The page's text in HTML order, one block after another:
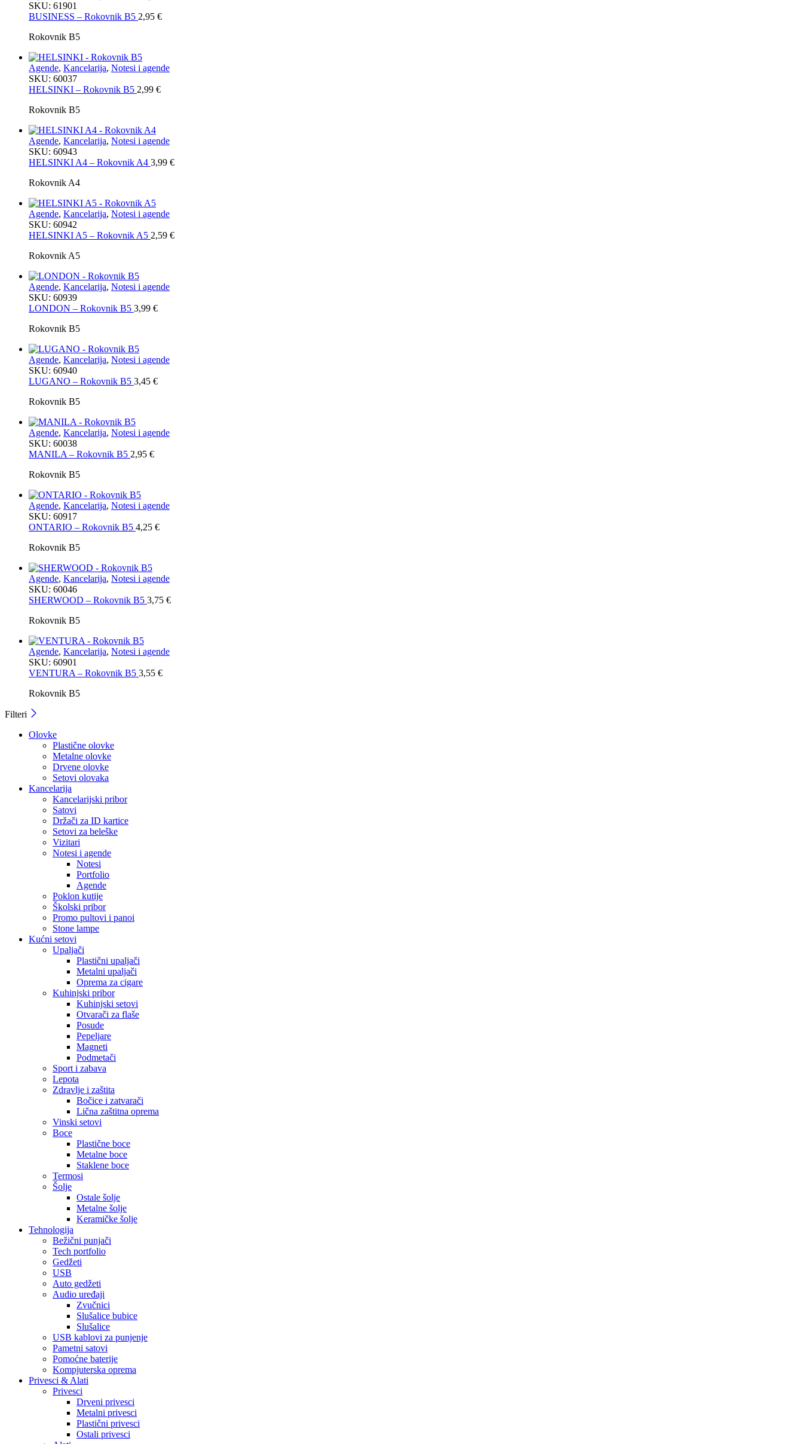
SKU: 61901
BUSINESS – Rokovnik B5 2,95 €
Rokovnik B5
Agende, Kancelarija, Notesi i agende
SKU: 60037
HELSINKI – Rokovnik B5 2,99 €
Rokovnik B5
Agende, Kancelarija, Notesi i agende
SKU: 60943
HELSINKI A4 – Rokovnik A4 3,99 €
Rokovnik A4
Agende, Kancelarija, Notesi i agende
SKU: 60942
HELSINKI A5 – Rokovnik A5 2,59 €
Rokovnik A5
Agende, Kancelarija, Notesi i agende
SKU: 60939
LONDON – Rokovnik B5 3,99 €
Rokovnik B5
Agende, Kancelarija, Notesi i agende
SKU: 60940
LUGANO – Rokovnik B5 3,45 €
Rokovnik B5
Agende, Kancelarija, Notesi i agende
SKU: 60038
MANILA – Rokovnik B5 2,95 €
Rokovnik B5
Agende, Kancelarija, Notesi i agende
SKU: 60917
ONTARIO – Rokovnik B5 4,25 €
Rokovnik B5
Agende, Kancelarija, Notesi i agende
SKU: 60046
SHERWOOD – Rokovnik B5 3,75 €
Rokovnik B5
Agende, Kancelarija, Notesi i agende
SKU: 60901
VENTURA – Rokovnik B5 3,55 €
Rokovnik B5
Filteri
Olovke
Plastične olovke
Metalne olovke
Drvene olovke
Setovi olovaka
Kancelarija
Kancelarijski pribor
Satovi
Držači za ID kartice
Setovi za beleške
Vizitari
Notesi i agende
Notesi
Portfolio
Agende
Poklon kutije
Školski pribor
Promo pultovi i panoi
Stone lampe
Kućni setovi
Upaljači
Plastični upaljači
Metalni upaljači
Oprema za cigare
Kuhinjski pribor
Kuhinjski setovi
Otvarači za flaše
Posude
Pepeljare
Magneti
Podmetači
Sport i zabava
Lepota
Zdravlje i zaštita
Bočice i zatvarači
Lična zaštitna oprema
Vinski setovi
Boce
Plastične boce
Metalne boce
Staklene boce
Termosi
Šolje
Ostale šolje
Metalne šolje
Keramičke šolje
Tehnologija
Bežični punjači
Tech portfolio
Gedžeti
USB
Auto gedžeti
Audio uređaji
Zvučnici
Slušalice bubice
Slušalice
USB kablovi za punjenje
Pametni satovi
Pomoćne baterije
Kompjuterska oprema
Privesci & Alati
Privesci
Drveni privesci
Metalni privesci
Plastični privesci
Ostali privesci